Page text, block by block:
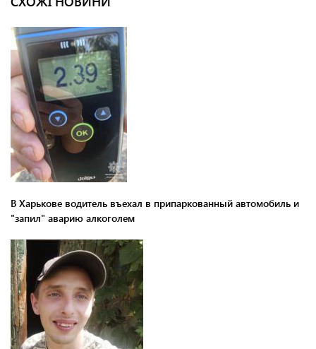
В Харькове водитель въехал в припаркованный автомобиль и
"запил" аварию алкоголем